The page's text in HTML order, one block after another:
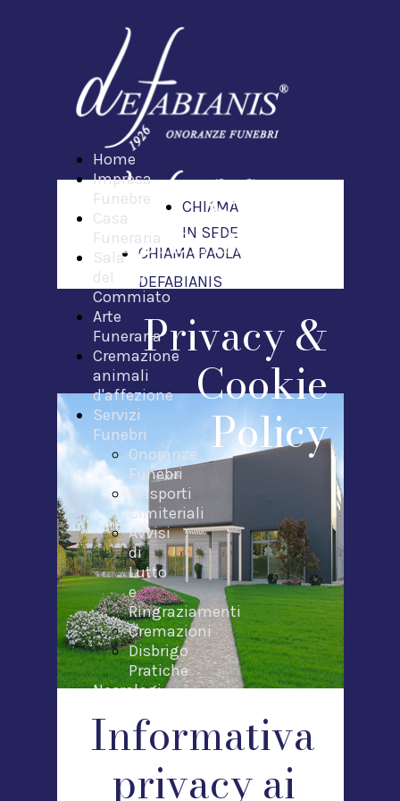
CHIAMA
IN SEDE
CHIAMA PAOLA
DEFABIANIS
Privacy &
Cookie
Policy
Home
Impresa
Funebre
Casa
Funeraria
Sala
del
Commiato
Arte
Funeraria
Cremazione
animali
d'affezione
Servizi
Funebri
Onoranze
Funebri
Trasporti
Cimiteriali
Avvisi
di
Lutto
e
Ringraziamenti
Cremazioni
Disbrigo
Pratiche
Necrologi
Informativa
privacy ai